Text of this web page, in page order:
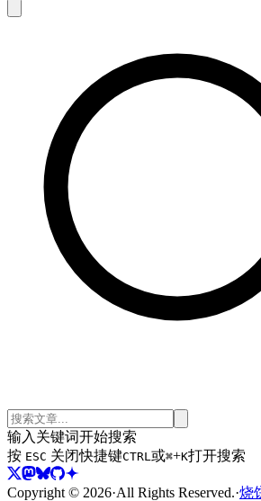
输入关键词开始搜索
按 ESC 关闭快捷键CTRL 或⌘+K打开搜索
Copyright © 2026·All Rights Reserved.·烧